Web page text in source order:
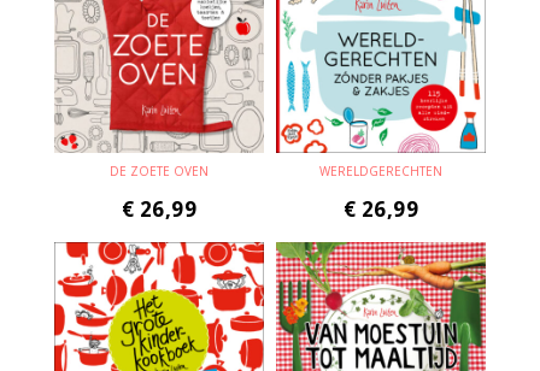
DE ZOETE OVEN
€ 26,99
WERELDGERECHTEN
€ 26,99